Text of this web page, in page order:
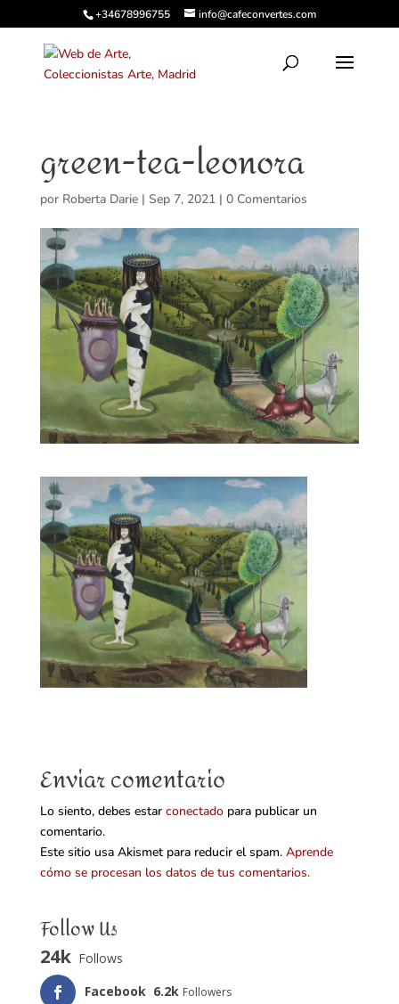
+34678996755 info@cafeconvertes.com
green-tea-leonora
por Roberta Darie| Sep 7, 2021| 0 Comentarios
Enviar comentario
Lo siento, debes estar conectadopara publicar un
comentario.
Este sitio usa Akismet para reducir el spam. Aprende
cómo se procesan los datos de tus comentarios.
Follow Us
24k Follows
Facebook 6.2k Followers